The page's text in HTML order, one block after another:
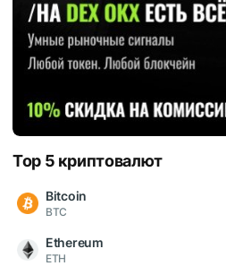
Top 5 криптовалют
Bitcoin
BTC
Ethereum
ETH